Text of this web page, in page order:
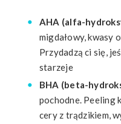
AHA (alfa-
migdałowy, kwasy
Przydadzą ci się,
starzeje
BHA (beta-
pochodne. Peeling
cery z trądzikiem,